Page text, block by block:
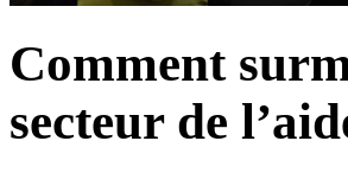
Comment
secteur de